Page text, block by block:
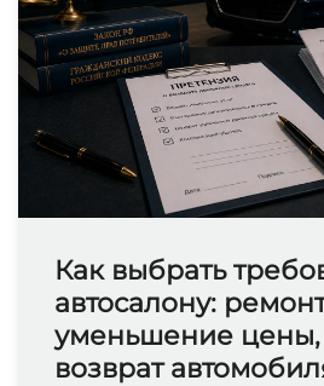
Как выбрать
автосалону:
уменьшение
возврат